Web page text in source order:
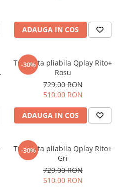
ADAUGA IN COS
-30%
Tricicleta pliabila Qplay Rito+
Rosu
729,00 RON
510,00 RON
ADAUGA IN COS
-30%
Tricicleta pliabila Qplay Rito+
Gri
729,00 RON
510,00 RON